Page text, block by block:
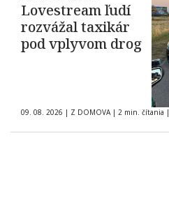
Lovestream ľudí
rozvážal taxikár
pod vplyvom drog
09. 08. 2026 | Z DOMOVA | 2 min. čítania |